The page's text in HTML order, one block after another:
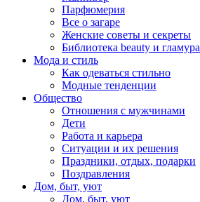
Парфюмерия
Все о загаре
Женские советы и секреты
Библиотека beauty и гламура
Мода и стиль
Как одеваться стильно
Модные тенденции
Общество
Отношения с мужчинами
Дети
Работа и карьера
Ситуации и их решения
Праздники, отдых, подарки
Поздравления
Дом, быт, уют
Дом, быт, уют